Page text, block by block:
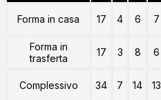
Forma in casa 17 4 6 7
Forma in
trasferta
17 3 8 6
Complessivo 34 7 14 13